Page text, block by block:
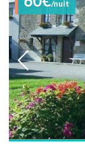
/nuit